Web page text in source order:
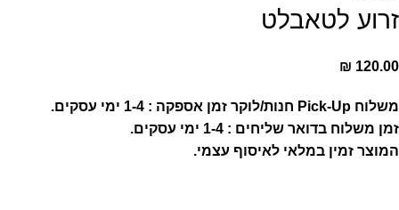
זרוע לטאבלט
₪ 120.00
משלוח Pick-Up חנות/לוקר זמן אספקה : 1-4 ימי עסקים.
זמן משלוח בדואר שליחים : 1-4 ימי עסקים.
המוצר זמין במלאי לאיסוף עצמי.